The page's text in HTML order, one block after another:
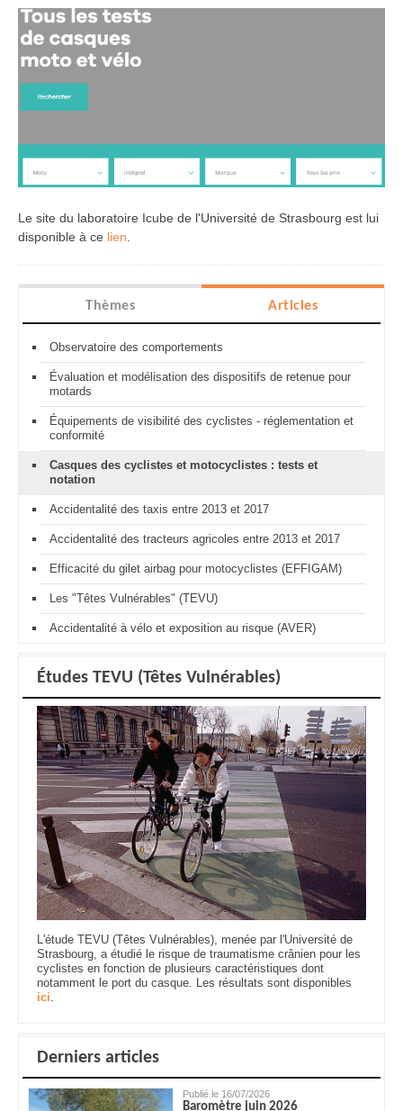
Le site du laboratoire Icube de l'Université de Strasbourg est lui
disponible à ce lien
Thèmes Articles
Observatoire des comportements
Évaluation et modélisation des dispositifs de retenue pour
motards
Équipements de visibilité des cyclistes - réglementation et
conformité
Casques des cyclistes et motocyclistes : tests et
notation
Accidentalité des taxis entre 2013 et 2017
Accidentalité des tracteurs agricoles entre 2013 et 2017
Efficacité du gilet airbag pour motocyclistes (EFFIGAM)
Les "Têtes Vulnérables" (TEVU)
Accidentalité à vélo et exposition au risque (AVER)
Études TEVU (Têtes Vulnérables)
L'étude TEVU (Têtes Vulnérables), menée par l'Université de
Strasbourg, a étudié le risque de traumatisme crânien pour les
cyclistes en fonction de plusieurs caractéristiques dont
notamment le port du casque. Les résultats sont disponibles
ici
Derniers articles
Publié le 16/07/2026
Baromètre juin 2026